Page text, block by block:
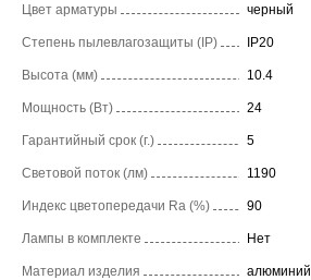
Цвет арматуры черный
Степень пылевлагозащиты (IP) IP20
Высота (мм) 10.4
Мощность (Вт) 24
Гарантийный срок (г.) 5
Световой поток (лм) 1190
Индекс цветопередачи Ra (%) 90
Лампы в комплекте Нет
Материал изделия алюминий